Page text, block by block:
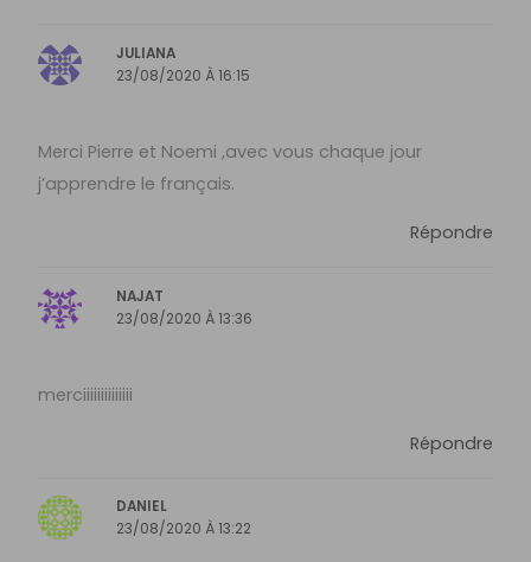
JULIANA
23/08/2020 À 16:15
Merci Pierre et Noemi ,avec vous chaque jour
j’apprendre le français.
Répondre
NAJAT
23/08/2020 À 13:36
merciiiiiiiiiiiiii
Répondre
DANIEL
23/08/2020 À 13:22